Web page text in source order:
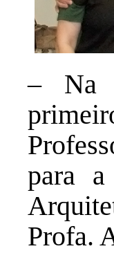
– Na
para
Profa.